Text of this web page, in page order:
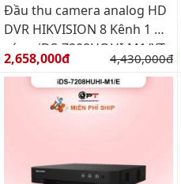
Đầu thu camera analog HD
DVR HIKVISION 8 Kênh 1 Ổ
cứng iDS-7208HQHI-M1/XT
Giá bán:
2,658,000đ Giá gốc:
4,430,000đ